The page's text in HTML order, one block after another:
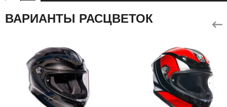
ВАРИАНТЫ РАСЦВЕТОК